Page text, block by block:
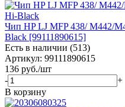
Чип HP LJ MFP 438/ M442/
Black [99111890615]
Есть в наличии (513)
Артикул: 99111890615
136 руб./шт
-
+
В корзину